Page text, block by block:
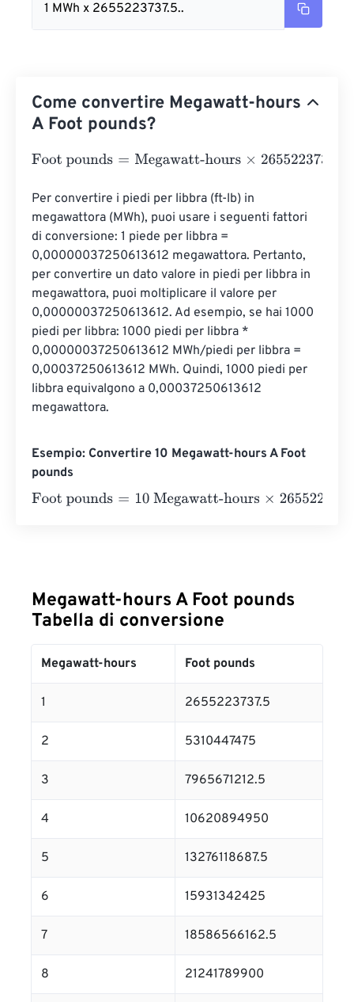
1 MWh x 2655223737.5..
Come convertire Megawatt-hours
A Foot pounds?
Foot pounds=Megawatt-hours×2655223737.5
Per convertire i piedi per libbra (ft-lb) in
megawattora (MWh), puoi usare i seguenti fattori
di conversione: 1 piede per libbra =
0,00000037250613612 megawattora. Pertanto,
per convertire un dato valore in piedi per libbra in
megawattora, puoi moltiplicare il valore per
0,00000037250613612. Ad esempio, se hai 1000
piedi per libbra: 1000 piedi per libbra *
0,00000037250613612 MWh/piedi per libbra =
0,00037250613612 MWh. Quindi, 1000 piedi per
libbra equivalgono a 0,00037250613612
megawattora.
Esempio: Convertire 10 Megawatt-hours A Foot
pounds
Foot pounds=10 Megawatt-hours×2655223737.5=
Megawatt-hours A Foot pounds
Tabella di conversione
Megawatt-hours Foot pounds
1 2655223737.5
2 5310447475
3 7965671212.5
4 10620894950
5 13276118687.5
6 15931342425
7 18586566162.5
8 21241789900